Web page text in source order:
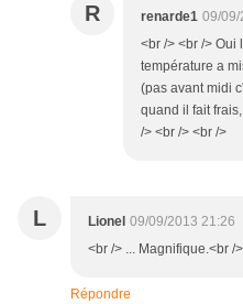
R renarde1 09/09/
<br /> <br />
température a
(pas avant midi
quand il fait
/> <br /> <br />
L Lionel 09/09/2013 21:26
<br /> ... Magnifique.<br />
Répondre